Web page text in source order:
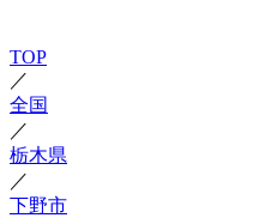
TOP
／
全国
／
栃木県
／
下野市